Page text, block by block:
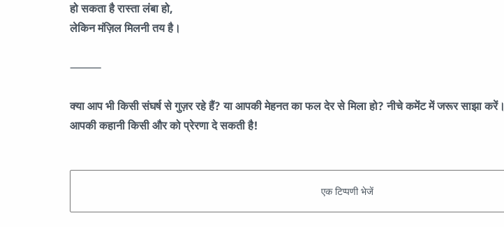
हो सकता है रास्ता लंबा हो,
लेकिन मंज़िल मिलनी तय है।
⸻
क्या आप भी किसी संघर्ष से गुज़र रहे हैं? या आपकी मेहनत का फल देर से मिला हो? नीचे कमेंट में जरूर साझा करें।
आपकी कहानी किसी और को प्रेरणा दे सकती है!